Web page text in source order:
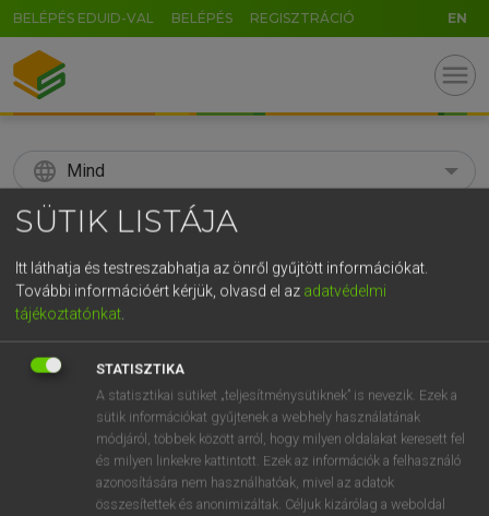
BELÉPÉS EDUID-VAL BELÉPÉS REGISZTRÁCIÓ EN
menu
language Mind
search
KERESÉS
Díjmentes angol szótár
suction pump fn szivattyú
⚲ suction pumpkeresése szótárainkban
SÜTIK LISTÁJA
Itt láthatja és testreszabhatja az önről gyűjtött információkat.
További információért kérjük, olvasd el az adatvédelmi
tájékoztatónkat
STATISZTIKA
A statisztikai sütiket „teljesítménysütiknek” is nevezik. Ezek a
sütik információkat gyűjtenek a webhely használatának
módjáról, többek között arról, hogy milyen oldalakat keresett fel
és milyen linkekre kattintott. Ezek az információk a felhasználó
azonosítására nem használhatóak, mivel az adatok
összesítettek és anonimizáltak. Céljuk kizárólag a weboldal
GR
5 6 7 8 9 ö ü ó
r t z u i o p ő ú
k l ű
n m , . AltGr